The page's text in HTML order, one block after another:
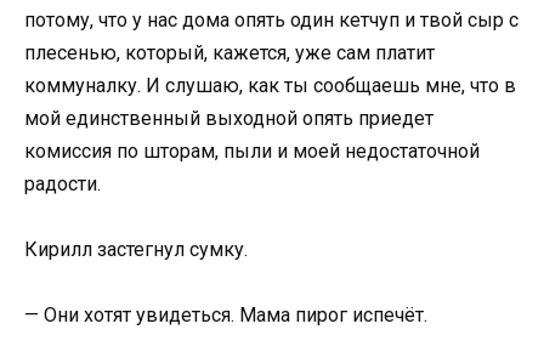
потому, что у нас дома опять один кетчуп и твой сыр с
плесенью, который, кажется, уже сам платит
коммуналку. И слушаю, как ты сообщаешь мне, что в
мой единственный выходной опять приедет
комиссия по шторам, пыли и моей недостаточной
радости.
Кирилл застегнул сумку.
— Они хотят увидеться. Мама пирог испечёт.